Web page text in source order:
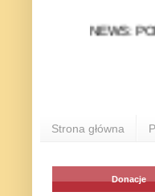
NEWS:
Strona główna
Donacje